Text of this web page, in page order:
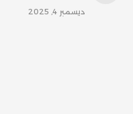
ديسمبر 4, 2025